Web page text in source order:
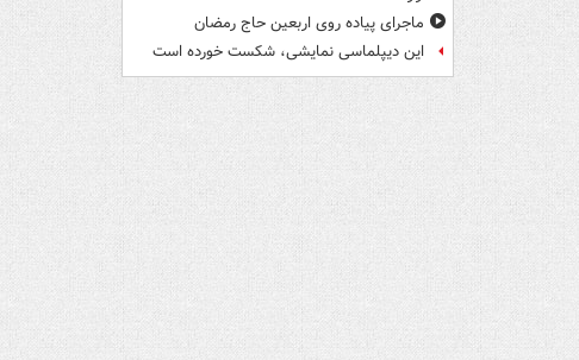
ماجرای پیاده روی اربعین حاج رمضان
این دیپلماسی نمایشی، شکست خورده است